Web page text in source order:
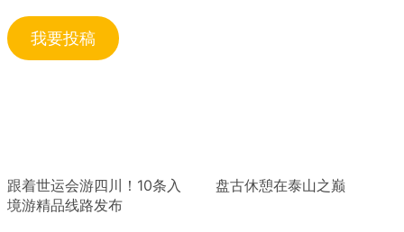
我要投稿
跟着世运会游四川！10条入
境游精品线路发布
盘古休憩在泰山之巅